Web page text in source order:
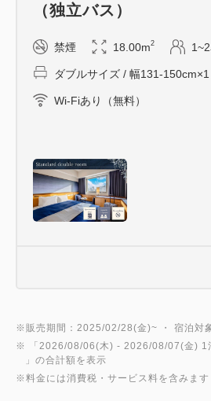
（独立バス）
禁煙 18.00m2
ダブルサイズ / 幅131-150cm×1
Wi-Fiあり（無料）
※販売期間：2025/02/28(金)~ ・ 宿泊対
※ 「 2026/08/06(木) - 2026/08/07(金) 1
」の合計額を表示
※料金には消費税・サービス料を含みます